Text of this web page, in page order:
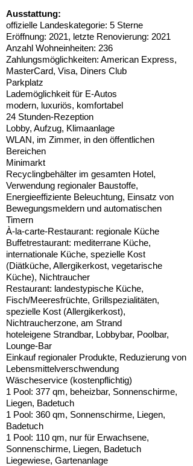
Ausstattung:
offizielle Landeskategorie: 5 Sterne
Eröffnung: 2021, letzte Renovierung: 2021
Anzahl Wohneinheiten: 236
Zahlungsmöglichkeiten: American Express,
MasterCard, Visa, Diners Club
Parkplatz
Lademöglichkeit für E-Autos
modern, luxuriös, komfortabel
24 Stunden-Rezeption
Lobby, Aufzug, Klimaanlage
WLAN, im Zimmer, in den öffentlichen
Bereichen
Minimarkt
Recyclingbehälter im gesamten Hotel,
Verwendung regionaler Baustoffe,
Energieeffiziente Beleuchtung, Einsatz von
Bewegungsmeldern und automatischen
Timern
À-la-carte-Restaurant: regionale Küche
Buffetrestaurant: mediterrane Küche,
internationale Küche, spezielle Kost
(Diätküche, Allergikerkost, vegetarische
Küche), Nichtraucher
Restaurant: landestypische Küche,
Fisch/Meeresfrüchte, Grillspezialitäten,
spezielle Kost (Allergikerkost),
Nichtraucherzone, am Strand
hoteleigene Strandbar, Lobbybar, Poolbar,
Lounge-Bar
Einkauf regionaler Produkte, Reduzierung von
Lebensmittelverschwendung
Wäscheservice (kostenpflichtig)
1 Pool: 377 qm, beheizbar, Sonnenschirme,
Liegen, Badetuch
1 Pool: 360 qm, Sonnenschirme, Liegen,
Badetuch
1 Pool: 110 qm, nur für Erwachsene,
Sonnenschirme, Liegen, Badetuch
Liegewiese, Gartenanlage